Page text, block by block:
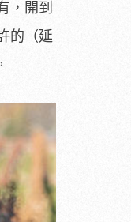
，開到
的（延